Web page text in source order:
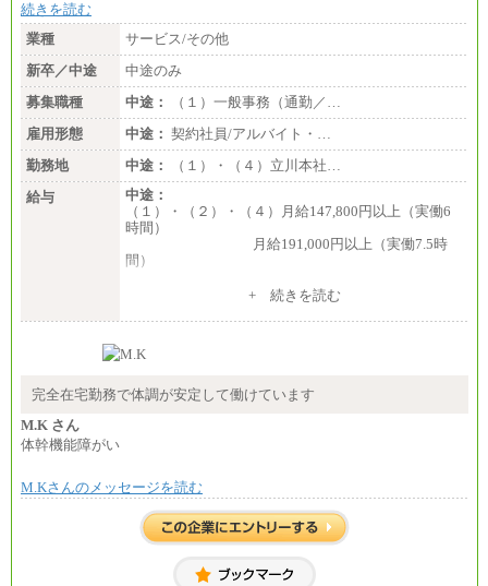
続きを読む
業種
サービス/その他
新卒／中途
中途のみ
募集職種
中途：
（１）一般事務（通勤／…
雇用形態
中途： 契約社員/アルバイト・…
勤務地
中途：
（１）・（４）立川本社…
給与
中途：
（１）・（２）・（４）月給147,800円以上（実働6
時間）
月給191,000円以上（実働7.5時
間）
（３）月給191,000円以上（実働7.5時間）
（５）月給147,800円以上（実働6時間）
時給 1,226円（実働4.5時間）
間額換算額）
・退職金相当手当 37円
ざいません。
+ 続きを読む
完全在宅勤務で体調が安定して働けています
M.K さん
体幹機能障がい
M.Kさんのメッセージを読む